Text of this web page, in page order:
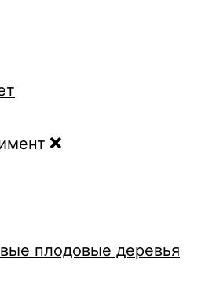
плодовые деревья